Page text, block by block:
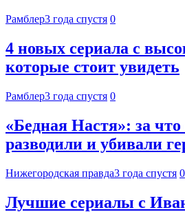
Рамблер3 года спустя 0
4 новых сериала с
которые стоит увидеть
Рамблер3 года спустя 0
«Бедная Настя»: за
разводили и убивали
Нижегородская правда3 года спустя 0
Лучшие сериалы с